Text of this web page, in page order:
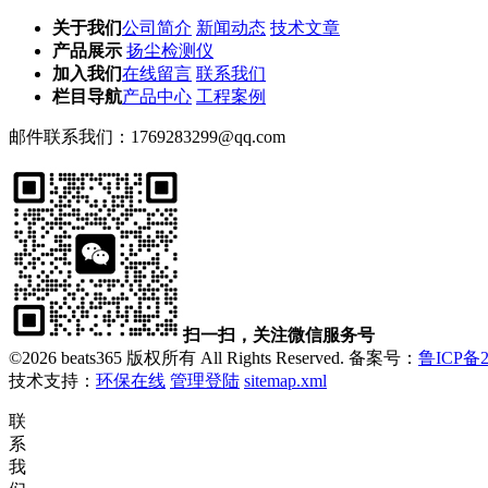
关于我们公司简介 新闻动态 技术文章
产品展示 扬尘检测仪
加入我们在线留言 联系我们
栏目导航产品中心 工程案例
邮件联系我们： 1769283299@qq.com
扫一扫，关注微信服务号
©2026 beats365 版权所有 All Rights Reserved. 备案号： 鲁ICP备
技术支持： 环保在线 管理登陆 sitemap.xml
联
系
我